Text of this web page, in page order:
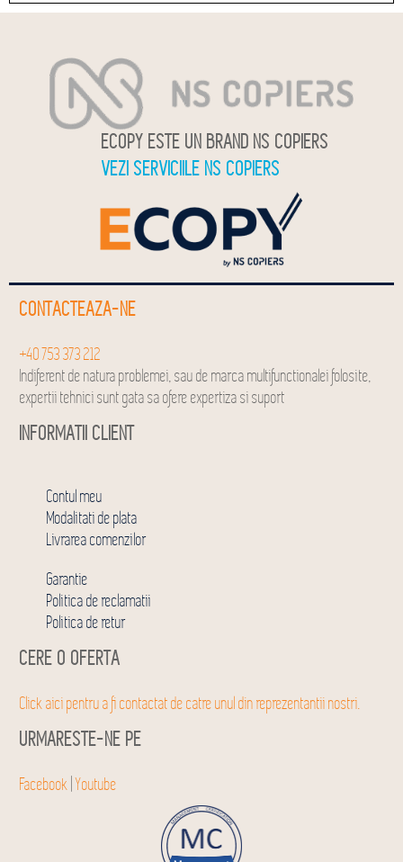
ECOPY ESTE UN BRAND NS COPIERS
VEZI SERVICIILE NS COPIERS
CONTACTEAZA-NE
+40 753 373 212
Indiferent de natura problemei, sau de marca multifunctionalei folosite,
expertii tehnici sunt gata sa ofere expertiza si suport
INFORMATII CLIENT
Contul meu
Modalitati de plata
Livrarea comenzilor
Garantie
Politica de reclamatii
Politica de retur
CERE O OFERTA
Click aici pentru a fi contactat de catre unul din reprezentantii nostri.
URMARESTE-NE PE
Facebook |Youtube